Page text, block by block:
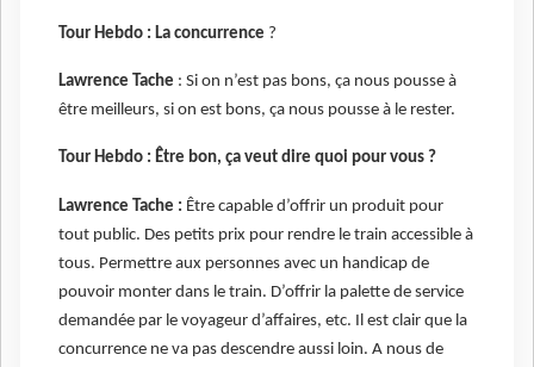
Tour Hebdo : La concurrence ?
Lawrence Tache : Si on n’est pas bons, ça nous pousse à
être meilleurs, si on est bons, ça nous pousse à le rester.
Tour Hebdo : Être bon, ça veut dire quoi pour vous ?
Lawrence Tache : Être capable d’offrir un produit pour
tout public. Des petits prix pour rendre le train accessible à
tous. Permettre aux personnes avec un handicap de
pouvoir monter dans le train. D’offrir la palette de service
demandée par le voyageur d’affaires, etc. Il est clair que la
concurrence ne va pas descendre aussi loin. A nous de